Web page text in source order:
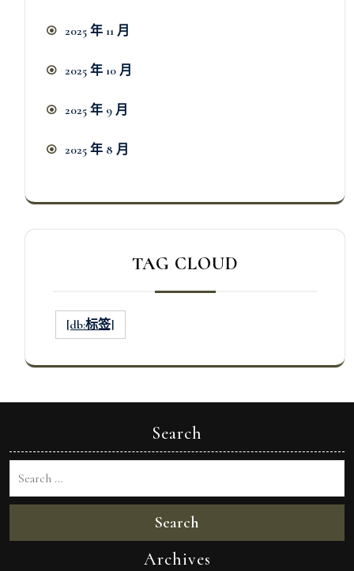
2025 年 11 月
2025 年 10 月
2025 年 9 月
2025 年 8 月
TAG CLOUD
[db:标签]
Search
Search
Archives